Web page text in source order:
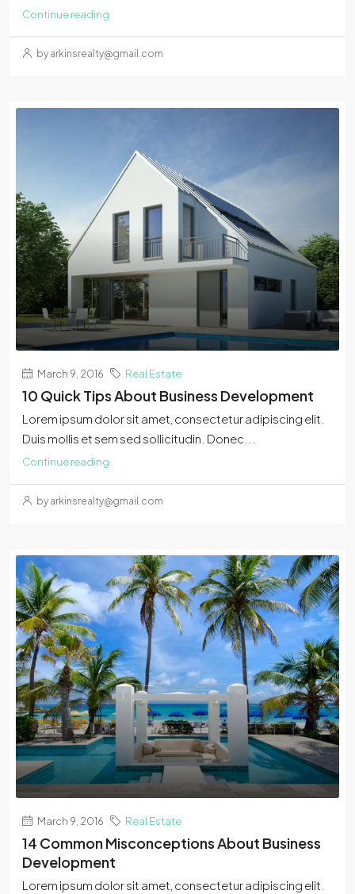
Continue reading
by arkinsrealty@gmail.com
March 9, 2016 Real Estate
10 Quick Tips About Business Development
Lorem ipsum dolor sit amet, consectetur adipiscing elit.
Duis mollis et sem sed sollicitudin. Donec...
Continue reading
by arkinsrealty@gmail.com
March 9, 2016 Real Estate
14 Common Misconceptions About Business
Development
Lorem ipsum dolor sit amet, consectetur adipiscing elit.